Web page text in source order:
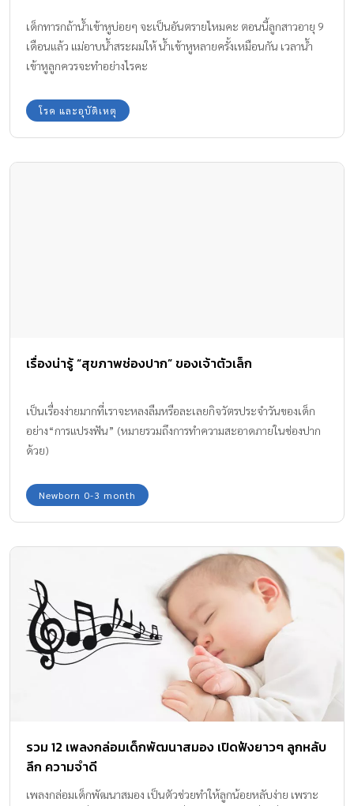
เด็กทารกถ้าน้ำเข้าหูบ่อยๆ จะเป็นอันตรายไหมคะ ตอนนี้ลูกสาวอายุ 9
เดือนแล้ว แม่อาบน้ำสระผมให้ น้ำเข้าหูหลายครั้งเหมือนกัน เวลาน้ำ
เข้าหูลูกควรจะทำอย่างไรคะ
โรค และอุบัติเหตุ
เรื่องน่ารู้ “สุขภาพช่องปาก” ของเจ้าตัวเล็ก
เป็นเรื่องง่ายมากที่เราจะหลงลืมหรือละเลยกิจวัตรประจำวันของเด็ก
อย่าง“การแปรงฟัน” (หมายรวมถึงการทำความสะอาดภายในช่องปาก
ด้วย)
Newborn 0-3 month
รวม 12 เพลงกล่อมเด็กพัฒนาสมอง เปิดฟังยาวๆ ลูกหลับ
ลึก ความจำดี
เพลงกล่อมเด็กพัฒนาสมอง เป็นตัวช่วยทำให้ลูกน้อยหลับง่าย เพราะ